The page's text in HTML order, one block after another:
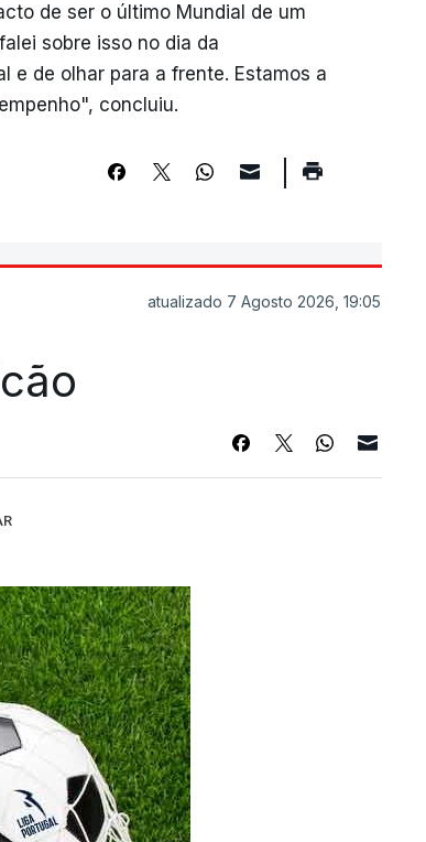
de ser o último Mundial de um
sobre isso no dia da
e de olhar para a frente. Estamos a
concluiu.
atualizado 7 Agosto 2026, 19:05